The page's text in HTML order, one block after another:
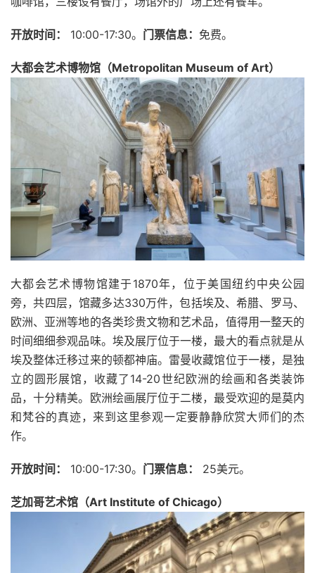
开放时间： 10:00-17:30。 门票信息： 免费。
大都会艺术博物馆（Metropolitan Museum of Art）
大都会艺术博物馆建于1870年，位于美国纽约中央公园
旁，共四层，馆藏多达330万件，包括埃及、希腊、罗马、
欧洲、亚洲等地的各类珍贵文物和艺术品，值得用一整天的
时间细细参观品味。埃及展厅位于一楼，最大的看点就是从
埃及整体迁移过来的顿都神庙。雷曼收藏馆位于一楼，是独
立的圆形展馆，收藏了14-20世纪欧洲的绘画和各类装饰
品，十分精美。欧洲绘画展厅位于二楼，最受欢迎的是莫内
和梵谷的真迹，来到这里参观一定要静静欣赏大师们的杰
作。
开放时间： 10:00-17:30。 门票信息： 25美元。
芝加哥艺术馆（Art Institute of Chicago）